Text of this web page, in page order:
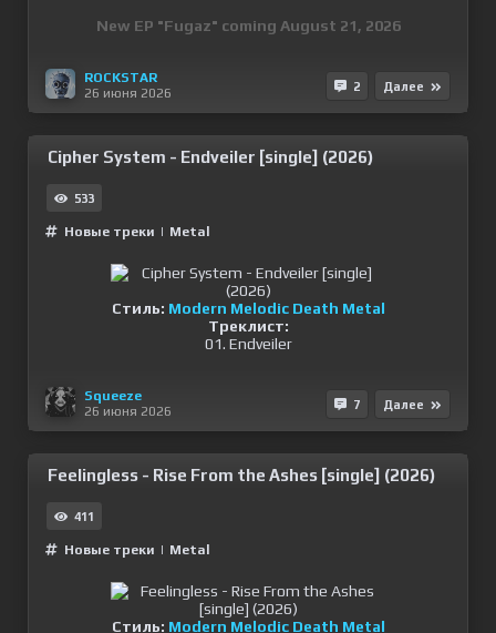
New EP "Fugaz" coming August 21, 2026
ROCKSTAR
26 июня 2026
2 Далее
Cipher System - Endveiler [single] (2026)
533
Новые треки | Metal
Стиль: Modern Melodic Death Metal
Треклист:
01. Endveiler
Squeeze
26 июня 2026
7 Далее
Feelingless - Rise From the Ashes [single] (2026)
411
Новые треки | Metal
Стиль: Modern Melodic Death Metal